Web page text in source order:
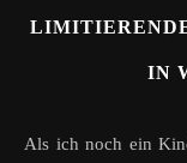
IN
Als ich noch ein Kind war, wurde mir mal die klassische Frage